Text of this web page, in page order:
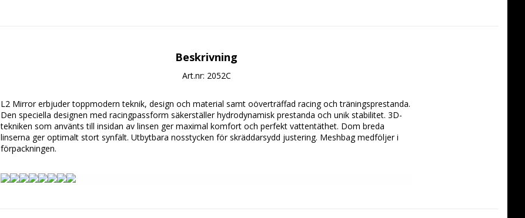
Beskrivning
Art.nr: 2052C
L2 Mirror erbjuder toppmodern teknik, design och material samt oöverträffad racing och träningsprestanda.
Den speciella designen med racingpassform säkerställer hydrodynamisk prestanda och unik stabilitet. 3D-
tekniken som använts till insidan av linsen ger maximal komfort och perfekt vattentäthet. Dom breda
linserna ger optimalt stort synfält. Utbytbara nosstycken för skräddarsydd justering. Meshbag medföljer i
förpackningen.